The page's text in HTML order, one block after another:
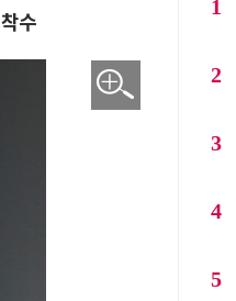
수
1
2
3
4
5